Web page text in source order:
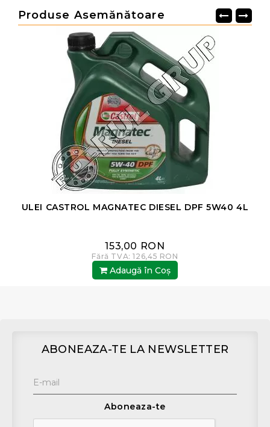
Produse Asemănătoare
ULEI CASTROL MAGNATEC DIESEL DPF 5W40 4L
153,00 RON
Fără TVA: 126,45 RON
Adaugă în Coş
ABONEAZA-TE LA NEWSLETTER
Aboneaza-te